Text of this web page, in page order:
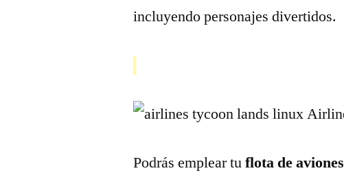
incluyendo personajes divertidos.
Podrás emplear tuflota de aviones